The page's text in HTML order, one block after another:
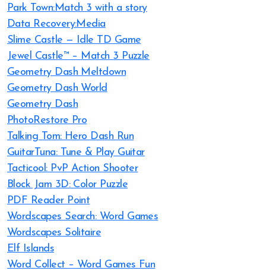
Park Town:Match 3 with a story
Data Recovery:Media
Slime Castle — Idle TD Game
Jewel Castle™ – Match 3 Puzzle
Geometry Dash Meltdown
Geometry Dash World
Geometry Dash
PhotoRestore Pro
Talking Tom: Hero Dash Run
GuitarTuna: Tune & Play Guitar
Tacticool: PvP Action Shooter
Block Jam 3D: Color Puzzle
PDF Reader Point
Wordscapes Search: Word Games
Wordscapes Solitaire
Elf Islands
Word Collect – Word Games Fun